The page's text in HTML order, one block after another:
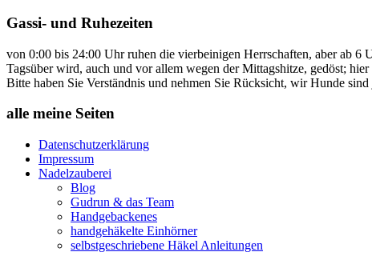
Gassi- und Ruhezeiten
von 0:00 bis 24:00 Uhr ruhen die vierbeinigen Herrschaften, aber ab
Tagsüber wird, auch und vor allem wegen der Mittagshitze, gedöst;
Bitte haben Sie Verständnis und nehmen Sie Rücksicht, wir Hunde
alle meine Seiten
Datenschutzerklärung
Impressum
Nadelzauberei
Blog
Gudrun & das Team
Handgebackenes
handgehäkelte Einhörner
selbstgeschriebene Häkel Anleitungen